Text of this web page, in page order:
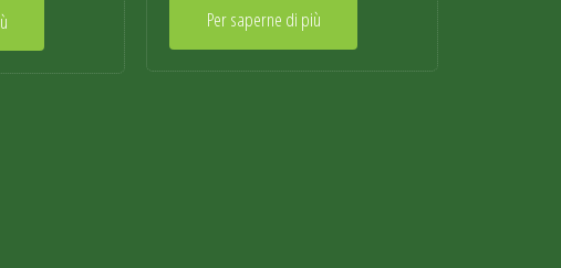
Per saperne di più